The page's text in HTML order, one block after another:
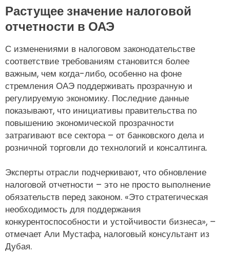
Растущее значение налоговой
отчетности в ОАЭ
С изменениями в налоговом законодательстве
соответствие требованиям становится более
важным, чем когда-либо, особенно на фоне
стремления ОАЭ поддерживать прозрачную и
регулируемую экономику. Последние данные
показывают, что инициативы правительства по
повышению экономической прозрачности
затрагивают все сектора – от банковского дела и
розничной торговли до технологий и консалтинга.
Эксперты отрасли подчеркивают, что обновление
налоговой отчетности – это не просто выполнение
обязательств перед законом. «Это стратегическая
необходимость для поддержания
конкурентоспособности и устойчивости бизнеса», –
отмечает Али Мустафа, налоговый консультант из
Дубая.